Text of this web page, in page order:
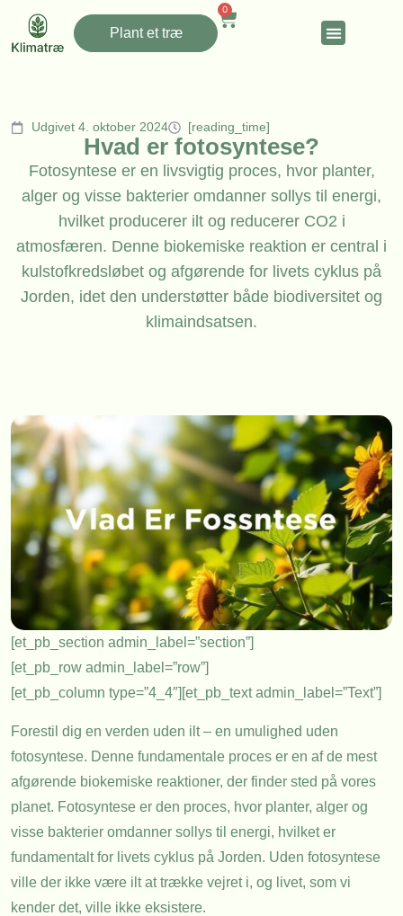
Plant et træ
0
Udgivet 4. oktober 2024 [reading_time]
Hvad er fotosyntese?
Fotosyntese er en livsvigtig proces, hvor planter,
alger og visse bakterier omdanner sollys til energi,
hvilket producerer ilt og reducerer CO2 i
atmosfæren. Denne biokemiske reaktion er central i
kulstofkredsløbet og afgørende for livets cyklus på
Jorden, idet den understøtter både biodiversitet og
klimaindsatsen.
[et_pb_section admin_label=”section”]
[et_pb_row admin_label=”row”]
[et_pb_column type=”4_4″][et_pb_text admin_label=”Text”]
Forestil dig en verden uden ilt – en umulighed uden
fotosyntese. Denne fundamentale proces er en af de mest
afgørende biokemiske reaktioner, der finder sted på vores
planet. Fotosyntese er den proces, hvor planter, alger og
visse bakterier omdanner sollys til energi, hvilket er
fundamentalt for livets cyklus på Jorden. Uden fotosyntese
ville der ikke være ilt at trække vejret i, og livet, som vi
kender det, ville ikke eksistere.